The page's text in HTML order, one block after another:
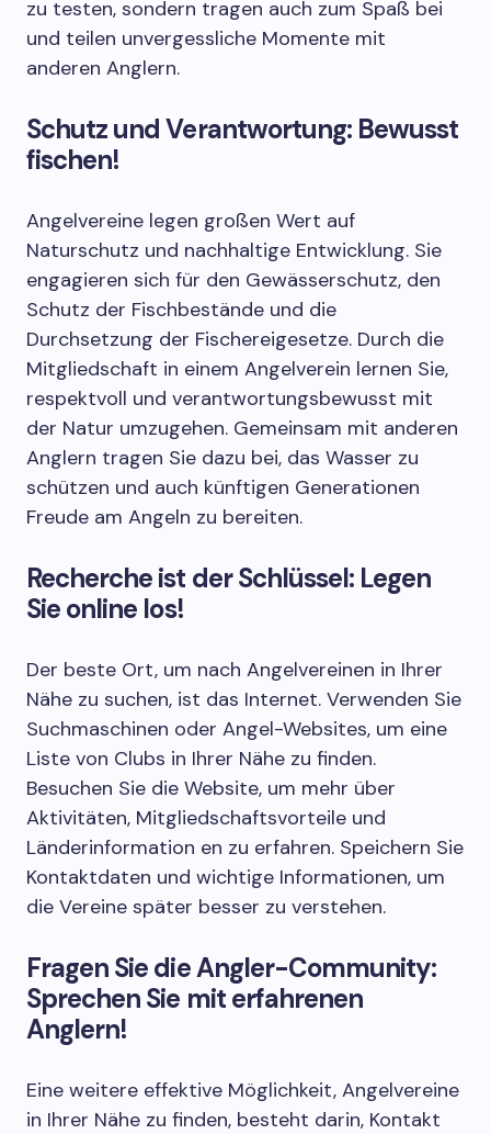
zu testen, sondern tragen auch zum Spaß bei
und teilen unvergessliche Momente mit
anderen Anglern.
Schutz und Verantwortung: Bewusst
fischen!
Angelvereine legen großen Wert auf
Naturschutz und nachhaltige Entwicklung. Sie
engagieren sich für den Gewässerschutz, den
Schutz der Fischbestände und die
Durchsetzung der Fischereigesetze. Durch die
Mitgliedschaft in einem Angelverein lernen Sie,
respektvoll und verantwortungsbewusst mit
der Natur umzugehen. Gemeinsam mit anderen
Anglern tragen Sie dazu bei, das Wasser zu
schützen und auch künftigen Generationen
Freude am Angeln zu bereiten.
Recherche ist der Schlüssel: Legen
Sie online los!
Der beste Ort, um nach Angelvereinen in Ihrer
Nähe zu suchen, ist das Internet. Verwenden Sie
Suchmaschinen oder Angel-Websites, um eine
Liste von Clubs in Ihrer Nähe zu finden.
Besuchen Sie die Website, um mehr über
Aktivitäten, Mitgliedschaftsvorteile und
Länderinformation en zu erfahren. Speichern Sie
Kontaktdaten und wichtige Informationen, um
die Vereine später besser zu verstehen.
Fragen Sie die Angler-Community:
Sprechen Sie mit erfahrenen
Anglern!
Eine weitere effektive Möglichkeit, Angelvereine
in Ihrer Nähe zu finden, besteht darin, Kontakt